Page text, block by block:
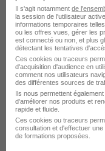
Stage
Hospitalier
Stage Paris
Stage Le Mans
Stage
Stage Brissac
Il s'agit notamment de
la session de l'utilisateur
informations temporaires
ou les offres vues, gérer les
est connecté ou non, et plus
détectant les tentatives
Ces cookies ou traceurs
d'acquisition d'audience en
comment nos utilisateurs
des différentes sources de
Ils nous permettent
d'améliorer nos produits et
rapide et fluide.
Ces cookies ou traceurs
consultation et d'effectuer
de formations proposées.